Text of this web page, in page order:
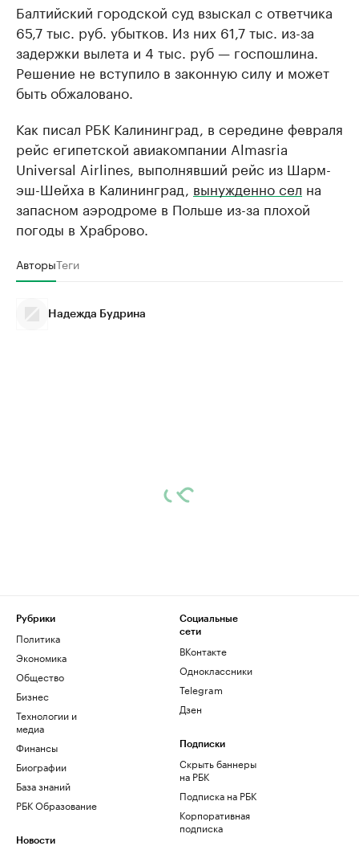
Балтийский городской суд взыскал с ответчика
65,7 тыс. руб. убытков. Из них 61,7 тыс. из-за
задержки вылета и 4 тыс. руб — госпошлина.
Решение не вступило в законную силу и может
быть обжаловано.
Как писал РБК Калининград, в середине февраля
рейс египетской авиакомпании Almasria
Universal Airlines, выполнявший рейс из Шарм-
эш-Шейха в Калининград, вынужденно сел на
запасном аэродроме в Польше из-за плохой
погоды в Храброво.
АвторыТеги
Надежда Будрина
Рубрики
Политика
Экономика
Общество
Бизнес
Технологии и
медиа
Финансы
Биографии
База знаний
РБК Образование
Новости
Социальные
сети
ВКонтакте
Одноклассники
Telegram
Дзен
Подписки
Скрыть баннеры
на РБК
Подписка на РБК
Корпоративная
подписка